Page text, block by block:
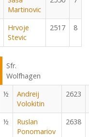
Martinovic
Hrvoje
Stevic
2517 8
Sfr.
Wolfhagen
½
Andreij
Volokitin
2623
½
Ruslan
Ponomariov
2638